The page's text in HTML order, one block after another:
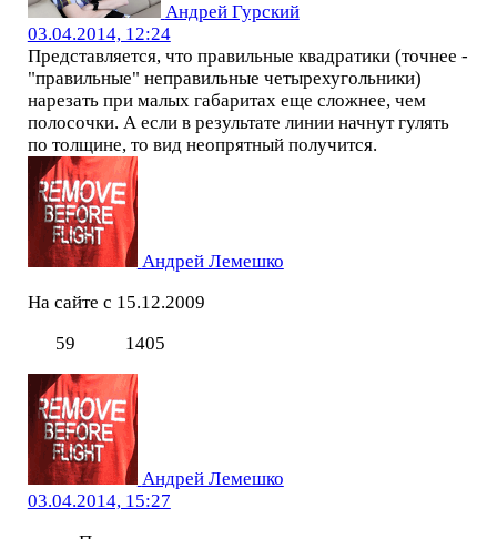
Андрей Гурский
03.04.2014, 12:24
Представляется, что правильные квадратики (точнее -
"правильные" неправильные четырехугольники)
нарезать при малых габаритах еще сложнее, чем
полосочки. А если в результате линии начнут гулять
по толщине, то вид неопрятный получится.
Андрей Лемешко
На сайте с 15.12.2009
59
1405
Андрей Лемешко
03.04.2014, 15:27